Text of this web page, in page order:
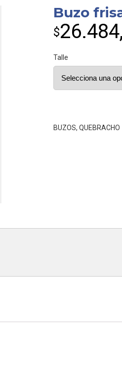
Buzo
$
Talle
BUZOS, QUEBRACHO